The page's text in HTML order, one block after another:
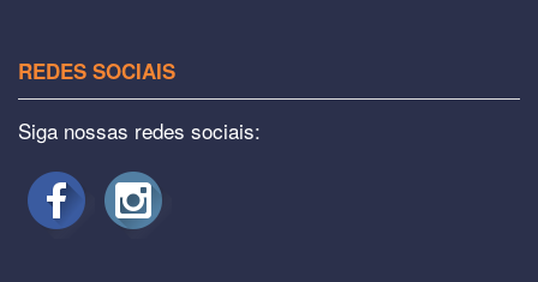
REDES SOCIAIS
Siga nossas redes sociais: